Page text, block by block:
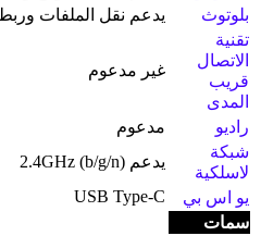
بلوتوث
يدعم نقل الملفات
تقنية
الاتصال
قريب
المدى
غير مدعوم
راديو
مدعوم
شبكة
لاسلكية
يدعم 2.4GHz (b/g/n)
يو اس بي
USB Type-C
سمات